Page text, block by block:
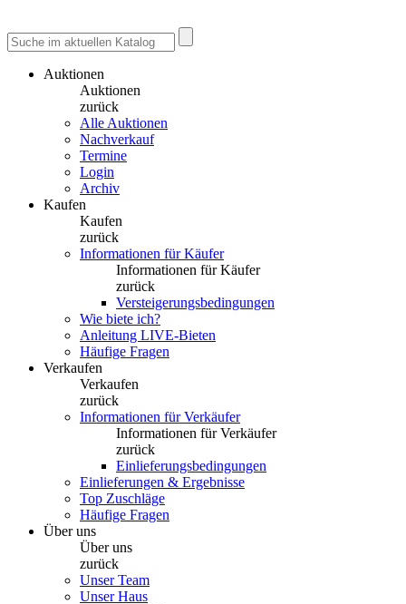
Auktionen
Auktionen
zurück
Alle Auktionen
Nachverkauf
Termine
Login
Archiv
Kaufen
Kaufen
zurück
Informationen für Käufer
Informationen für Käufer
zurück
Versteigerungsbedingungen
Wie biete ich?
Anleitung LIVE-Bieten
Häufige Fragen
Verkaufen
Verkaufen
zurück
Informationen für Verkäufer
Informationen für Verkäufer
zurück
Einlieferungsbedingungen
Einlieferungen & Ergebnisse
Top Zuschläge
Häufige Fragen
Über uns
Über uns
zurück
Unser Team
Unser Haus